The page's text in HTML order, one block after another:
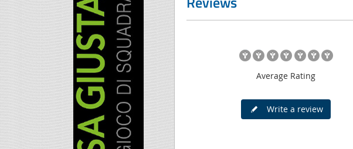
Average Rating
Write a review